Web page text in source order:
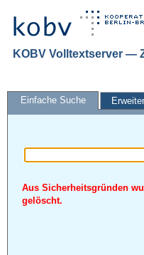
KOBV Volltextserver —
Einfache Suche
Aus Sicherheitsgründen
gelöscht.